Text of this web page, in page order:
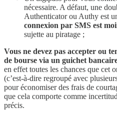
nécessaire. A défaut, une
Authenticator ou Authy est
connexion par SMS est
sujette au piratage ;
Vous ne devez pas accepter ou
de bourse via un guichet
en effet toutes les chances que cet
(c’est-à-dire regroupé avec
pour économiser des frais de
que cela comporte comme
précis.